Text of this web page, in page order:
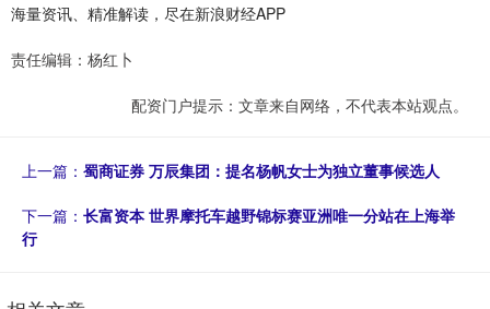
海量资讯、精准解读，尽在新浪财经APP
责任编辑：杨红卜
配资门户提示：文章来自网络，不代表本站观点。
上一篇： 蜀商证券 万辰集团：提名杨帆女士为独立董事候选人
下一篇： 长富资本 世界摩托车越野锦标赛亚洲唯一分站在上海举
行